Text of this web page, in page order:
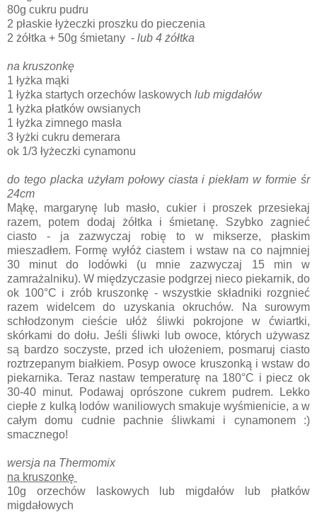
80g cukru pudru
2 płaskie łyżeczki proszku do pieczenia
2 żółtka + 50g śmietany - lub 4 żółtka
na kruszonkę
1 łyżka mąki
1 łyżka startych orzechów laskowych lub migdałów
1 łyżka płatków owsianych
1 łyżka zimnego masła
3 łyżki cukru demerara
ok 1/3 łyżeczki cynamonu
do tego placka użyłam połowy ciasta i piekłam w formie śr
24cm
Mąkę, margarynę lub masło, cukier i proszek przesiekaj
razem, potem dodaj żółtka i śmietanę. Szybko zagnieć
ciasto - ja zazwyczaj robię to w mikserze, płaskim
mieszadłem. Formę wyłóż ciastem i wstaw na co najmniej
30 minut do lodówki (u mnie zazwyczaj 15 min w
zamrażalniku). W międzyczasie podgrzej nieco piekarnik, do
ok 100°C i zrób kruszonkę - wszystkie składniki rozgnieć
razem widelcem do uzyskania okruchów. Na surowym
schłodzonym cieście ułóż śliwki pokrojone w ćwiartki,
skórkami do dołu. Jeśli śliwki lub owoce, których używasz
są bardzo soczyste, przed ich ułożeniem, posmaruj ciasto
roztrzepanym białkiem. Posyp owoce kruszonką i wstaw do
piekarnika. Teraz nastaw temperaturę na 180°C i piecz ok
30-40 minut. Podawaj oprószone cukrem pudrem. Lekko
ciepłe z kulką lodów waniliowych smakuje wyśmienicie, a w
całym domu cudnie pachnie śliwkami i cynamonem :)
smacznego!
wersja na Thermomix
na kruszonkę
10g orzechów laskowych lub migdałów lub płatków
migdałowych